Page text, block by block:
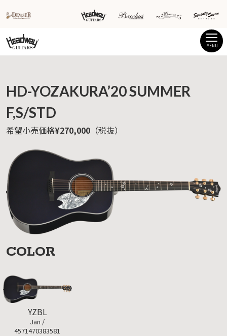
MENU
HD-YOZAKURA’20 SUMMER
F,S/STD
希望小売価格¥270,000 （税抜）
COLOR
YZBL
Jan /
4571470383581